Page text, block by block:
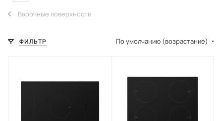
Варочные поверхности
ФИЛЬТР По умолчанию (возрастание)